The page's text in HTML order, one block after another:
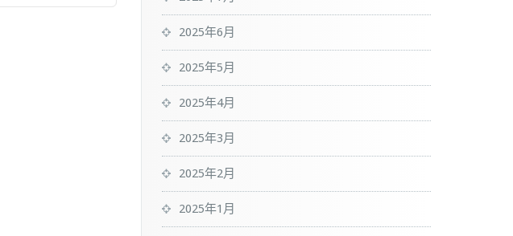
2025年6月
2025年5月
2025年4月
2025年3月
2025年2月
2025年1月